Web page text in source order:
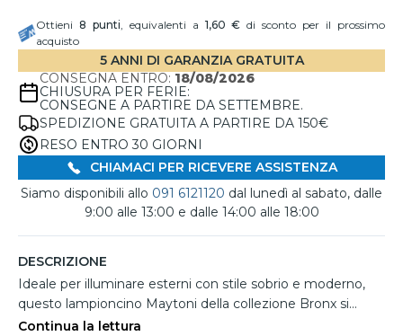
Ottieni 8 punti, equivalenti a 1,60 € di sconto per il prossimo
acquisto
5 ANNI DI GARANZIA GRATUITA
CONSEGNA ENTRO: 18/08/2026
CHIUSURA PER FERIE:
CONSEGNE A PARTIRE DA SETTEMBRE.
SPEDIZIONE GRATUITA A PARTIRE DA 150€
RESO ENTRO 30 GIORNI
CHIAMACI PER RICEVERE ASSISTENZA
Siamo disponibili allo 091 6121120 dal lunedì al sabato, dalle
9:00 alle 13:00 e dalle 14:00 alle 18:00
DESCRIZIONE
Ideale per illuminare esterni con stile sobrio e moderno,
questo lampioncino Maytoni della collezione Bronx si
distingue per il suo design compatto e funzionale. La
Continua la lettura